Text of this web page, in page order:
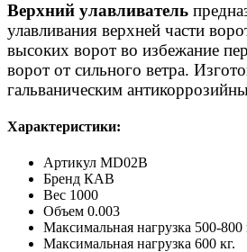
Верхний улавливатель
улавливания верхней части
высоких ворот во избежание
ворот от сильного ветра.
гальваническим
Характеристики:
Артикул MD02B
Бренд КАВ
Вес 1000
Объем 0.003
Максимальная нагрузка 500-800
Максимальная нагрузка 600 кг.